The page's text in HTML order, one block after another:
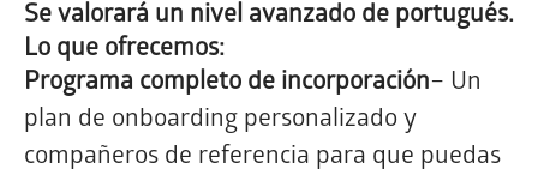
Se valorará un nivel avanzado de portugués.
Lo que ofrecemos:
Programa completo de incorporación– Un
plan de onboarding personalizado y
compañeros de referencia para que puedas